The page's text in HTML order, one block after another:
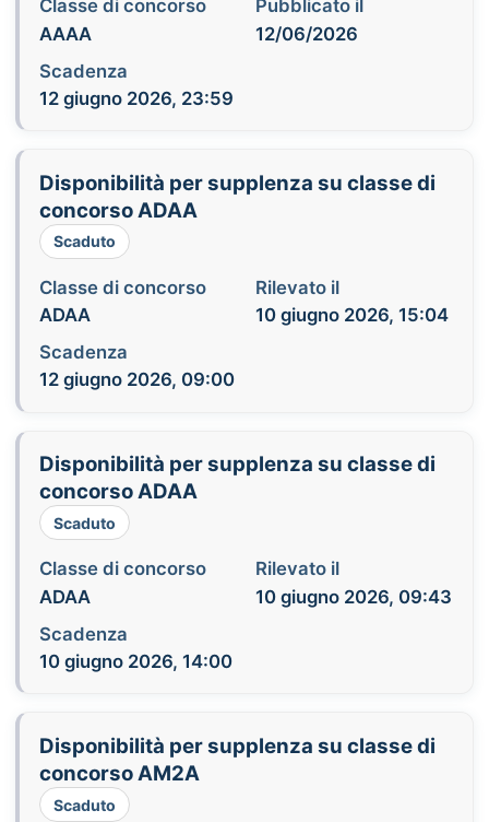
Classe di concorso
AAAA
Pubblicato il
12/06/2026
Scadenza
12 giugno 2026, 23:59
Disponibilità per supplenza su classe di
concorso ADAA
Scaduto
Classe di concorso
ADAA
Rilevato il
10 giugno 2026, 15:04
Scadenza
12 giugno 2026, 09:00
Disponibilità per supplenza su classe di
concorso ADAA
Scaduto
Classe di concorso
ADAA
Rilevato il
10 giugno 2026, 09:43
Scadenza
10 giugno 2026, 14:00
Disponibilità per supplenza su classe di
concorso AM2A
Scaduto